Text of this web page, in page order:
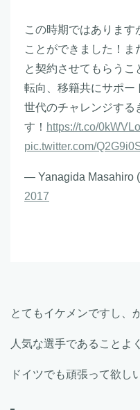
この時期ではあります
ことができました！
と契約させてもらうこ
転向、移籍共にサポー
世代のチャレンジする
す！ https://t.co/
pic.twitter.com/
— Yanagida Masahiro
2017
とてもイケメンですし、
人気な選手であることよ
ドイツでも頑張って欲し